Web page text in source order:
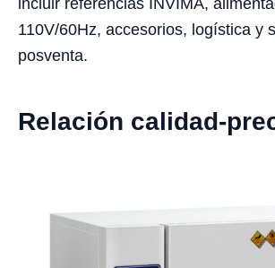
incluir referencias INVIMA,
110V/60Hz, accesorios, logística y
posventa.
Relación calidad-